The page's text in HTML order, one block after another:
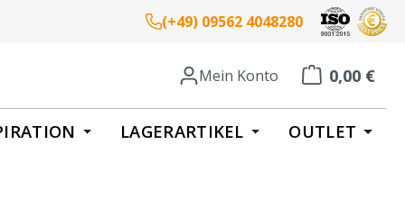
(+49) 09562 4048280
Mein Konto 0,00 €
Warenkorb
LAGERARTIKEL OUTLET